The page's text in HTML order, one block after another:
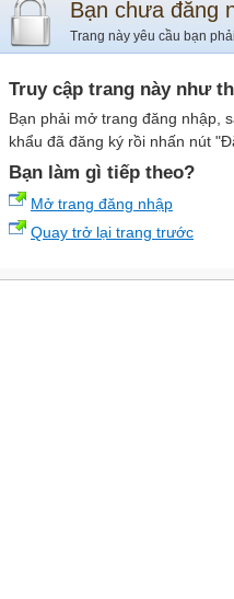
Bạn chưa đăng
Trang này yêu cầu bạn
Truy cập trang này như
Bạn phải mở trang đăng nhập,
khẩu đã đăng ký rồi nhấn nút
Bạn làm gì tiếp theo?
Mở trang đăng nhập
Quay trở lại trang trước